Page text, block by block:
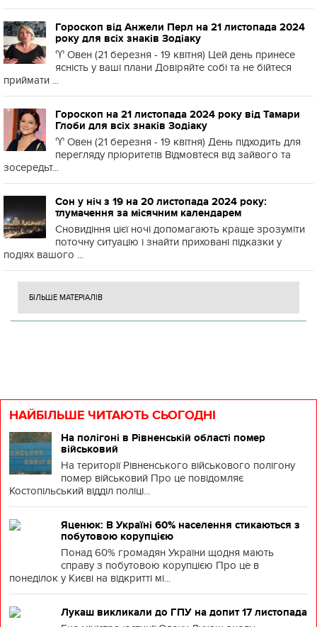
Гороскоп від Анжели Перл на 21 листопада 2024
року для всіх знаків Зодіаку
♈️ Овен (21 березня - 19 квітня) Цей день принесе
ясність у ваші плани Довіряйте собі та не бійтеся
приймати ...
Гороскоп на 21 листопада 2024 року від Тамари
Глоби для всіх знаків Зодіаку
♈️ Овен (21 березня - 19 квітня) День підходить для
перегляду пріоритетів Відмовтеся від зайвого та
зосередьт...
Сон у ніч з 19 на 20 листопада 2024 року:
тлумачення за місячним календарем
Сновидіння цієї ночі допомагають краще зрозуміти
поточну ситуацію і знайти приховані підказки у
подіях вашого ...
БІЛЬШЕ МАТЕРІАЛІВ
НАЙБІЛЬШЕ ЧИТАЮТЬ СЬОГОДНІ
На полігоні в Рівненській області помер
військовий
На території Рівненського військового полігону
помер військовий Про це повідомляє
Костопільський відділ поліці...
Яценюк: В Україні 60% населення стикаються з
побутовою корупцією
Понад 60% громадян України щодня мають
справу з побутовою корупцією Про це в
понеділок у Києві на відкритті мі...
Лукаш викликали до ГПУ на допит 17 листопада